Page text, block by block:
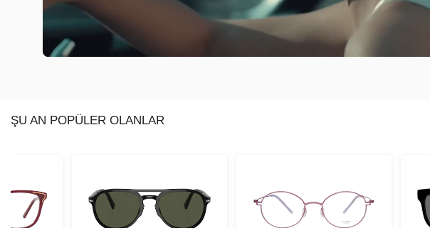
ŞU AN POPÜLER OLANLAR